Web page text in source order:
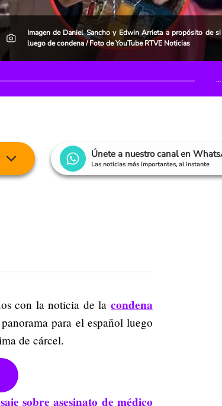
Imagen de Daniel Sancho y Edwin Arrieta a propósito de
luego de condena / Foto de YouTube RTVE Noticias
…
Únete a nuestro canal en
Las noticias más importantes, al instante
con la noticia de la condena
para el español luego
de cárcel.
sobre asesinato de médico